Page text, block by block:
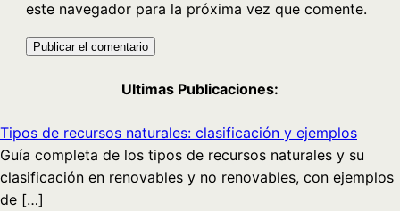
este navegador para la próxima vez que comente.
Ultimas Publicaciones:
Tipos de recursos naturales: clasificación y ejemplos
Guía completa de los tipos de recursos naturales y su
clasificación en renovables y no renovables, con ejemplos
de […]